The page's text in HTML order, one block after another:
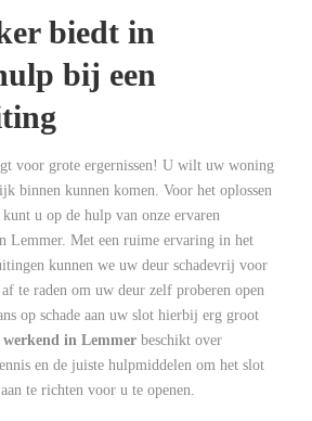
biedt in
bij een
voor grote ergernissen! U wilt uw woning
binnen kunnen komen. Voor het oplossen
u op de hulp van onze ervaren
Lemmer. Met een ruime ervaring in het
kunnen we uw deur schadevrij voor
te raden om uw deur zelf proberen open
op schade aan uw slot hierbij erg groot
werkend in Lemmer beschikt over
en de juiste hulpmiddelen om het slot
te richten voor u te openen.